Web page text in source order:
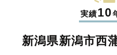
実績10
新潟県新潟市西